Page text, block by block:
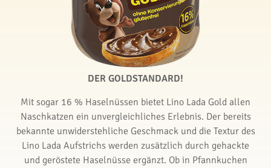
DER GOLDSTANDARD!
Mit sogar 16 % Haselnüssen bietet Lino Lada Gold allen
Naschkatzen ein unvergleichliches Erlebnis. Der bereits
bekannte unwiderstehliche Geschmack und die Textur des
Lino Lada Aufstrichs werden zusätzlich durch gehackte
und geröstete Haselnüsse ergänzt. Ob in Pfannkuchen